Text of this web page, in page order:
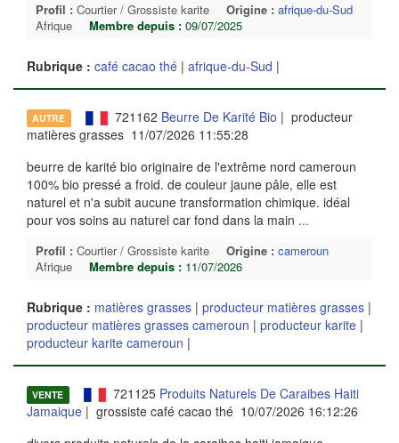
Profil : Courtier / Grossiste karite Origine : afrique-du-Sud
Afrique
Membre depuis : 09/07/2025
Rubrique : café cacao thé | afrique-du-Sud |
AUTRE 721162 Beurre De Karité Bio | producteur
matières grasses 11/07/2026 11:55:28
beurre de karité bio originaire de l'extrême nord cameroun
100% bio pressé a froid. de couleur jaune pâle, elle est
naturel et n'a subit aucune transformation chimique. idéal
pour vos soins au naturel car fond dans la main ...
Profil : Courtier / Grossiste karite Origine : cameroun
Afrique
Membre depuis : 11/07/2026
Rubrique : matières grasses | producteur matières grasses |
producteur matières grasses cameroun | producteur karite |
producteur karite cameroun |
VENTE 721125 Produits Naturels De Caraibes Haiti
Jamaique | grossiste café cacao thé 10/07/2026 16:12:26